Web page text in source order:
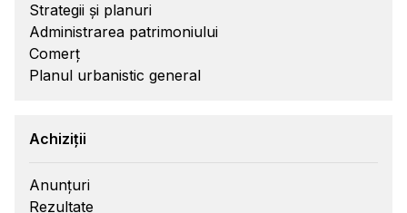
Strategii și planuri
Administrarea patrimoniului
Comerț
Planul urbanistic general
Achiziții
Anunțuri
Rezultate